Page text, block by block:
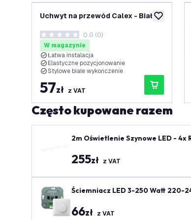
dodaj do
Uchwyt na przewód Calex - Biały
0 Gwiazdki oceny0.0 (0)
W magazynie
Łatwa instalacja
Elastyczne pozycjonowanie
Stylowe białe wykończenie
57zł z VAT
Często kupowane razem
2m Oświetlenie Szynowe LED -
255zł z VAT
Ściemniacz LED 3-250 Watt 220-
66zł z VAT